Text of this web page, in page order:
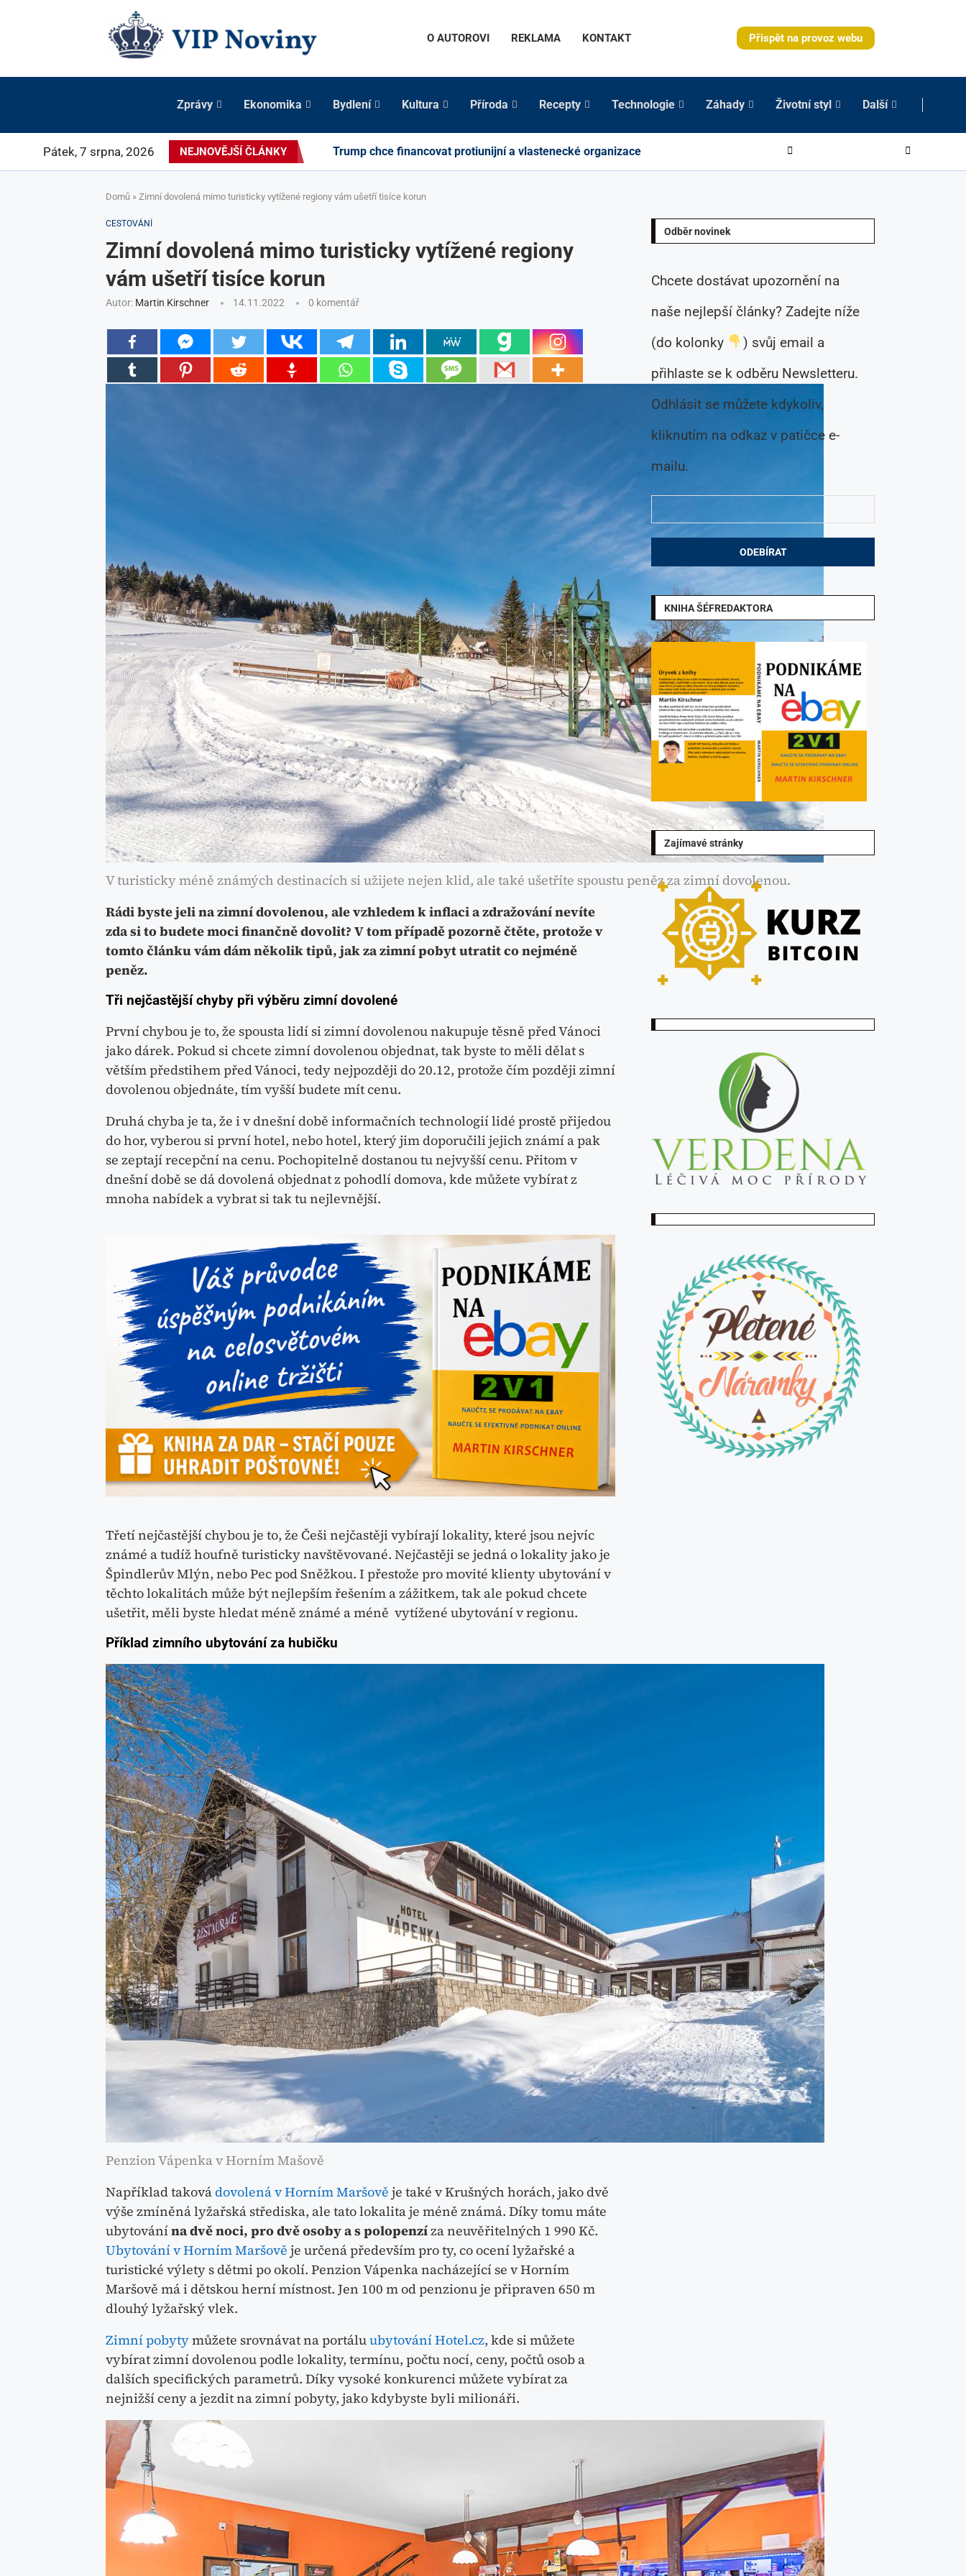
O AUTOROVI REKLAMA KONTAKT Přispět na provoz webu
Zprávy Ekonomika Bydlení Kultura Příroda Recepty Technologie Záhady Životní styl Další
Pátek, 7 srpna, 2026 NEJNOVĚJŠÍ ČLÁNKY Trump chce financovat protiunijní a vlastenecké organizace
Domů » Zimní dovolená mimo turisticky vytížené regiony vám ušetří tisíce korun
CESTOVÁNÍ
Zimní dovolená mimo turisticky vytížené regiony
vám ušetří tisíce korun
Autor: Martin Kirschner 14.11.2022 0 komentář
V turisticky méně známých destinacích si užijete nejen klid, ale také ušetříte spoustu peněz za zimní dovolenou.
Rádi byste jeli na zimní dovolenou, ale vzhledem k inflaci a zdražování nevíte
zda si to budete moci finančně dovolit? V tom případě pozorně čtěte, protože v
tomto článku vám dám několik tipů, jak za zimní pobyt utratit co nejméně
peněz.
Tři nejčastější chyby při výběru zimní dovolené
První chybou je to, že spousta lidí si zimní dovolenou nakupuje těsně před Vánoci
jako dárek. Pokud si chcete zimní dovolenou objednat, tak byste to měli dělat s
větším předstihem před Vánoci, tedy nejpozději do 20.12, protože čím později zimní
dovolenou objednáte, tím vyšší budete mít cenu.
Druhá chyba je ta, že i v dnešní době informačních technologií lidé prostě přijedou
do hor, vyberou si první hotel, nebo hotel, který jim doporučili jejich známí a pak
se zeptají recepční na cenu. Pochopitelně dostanou tu nejvyšší cenu. Přitom v
dnešní době se dá dovolená objednat z pohodlí domova, kde můžete vybírat z
mnoha nabídek a vybrat si tak tu nejlevnější.
Třetí nejčastější chybou je to, že Češi nejčastěji vybírají lokality, které jsou nejvíc
známé a tudíž houfně turisticky navštěvované. Nejčastěji se jedná o lokality jako je
Špindlerův Mlýn, nebo Pec pod Sněžkou. I přestože pro movité klienty ubytování v
těchto lokalitách může být nejlepším řešením a zážitkem, tak ale pokud chcete
ušetřit, měli byste hledat méně známé a méně vytížené ubytování v regionu.
Příklad zimního ubytování za hubičku
Penzion Vápenka v Horním Mašově
Například takovádovolená v Horním Maršově je také v Krušných horách, jako dvě
výše zmíněná lyžařská střediska, ale tato lokalita je méně známá. Díky tomu máte
ubytovánína dvě noci, pro dvě osoby a s polopenzíza neuvěřitelných 1 990 Kč.
Ubytování v Horním Maršově je určená především pro ty, co ocení lyžařské a
turistické výlety s dětmi po okolí. Penzion Vápenka nacházející se v Horním
Maršově má i dětskou herní místnost. Jen 100 m od penzionu je připraven 650 m
dlouhý lyžařský vlek.
Zimní pobytymůžete srovnávat na portáluubytování Hotel.cz, kde si můžete
vybírat zimní dovolenou podle lokality, termínu, počtu nocí, ceny, počtů osob a
dalších specifických parametrů. Díky vysoké konkurenci můžete vybírat za
nejnižší ceny a jezdit na zimní pobyty, jako kdybyste byli milionáři.
Odběr novinek
Chcete dostávat upozornění na
naše nejlepší články? Zadejte níže
(do kolonky
) svůj email a
přihlaste se k odběru Newsletteru.
Odhlásit se můžete kdykoliv,
kliknutím na odkaz v patičce e-
mailu.
KNIHA ŠÉFREDAKTORA
Zajímavé stránky